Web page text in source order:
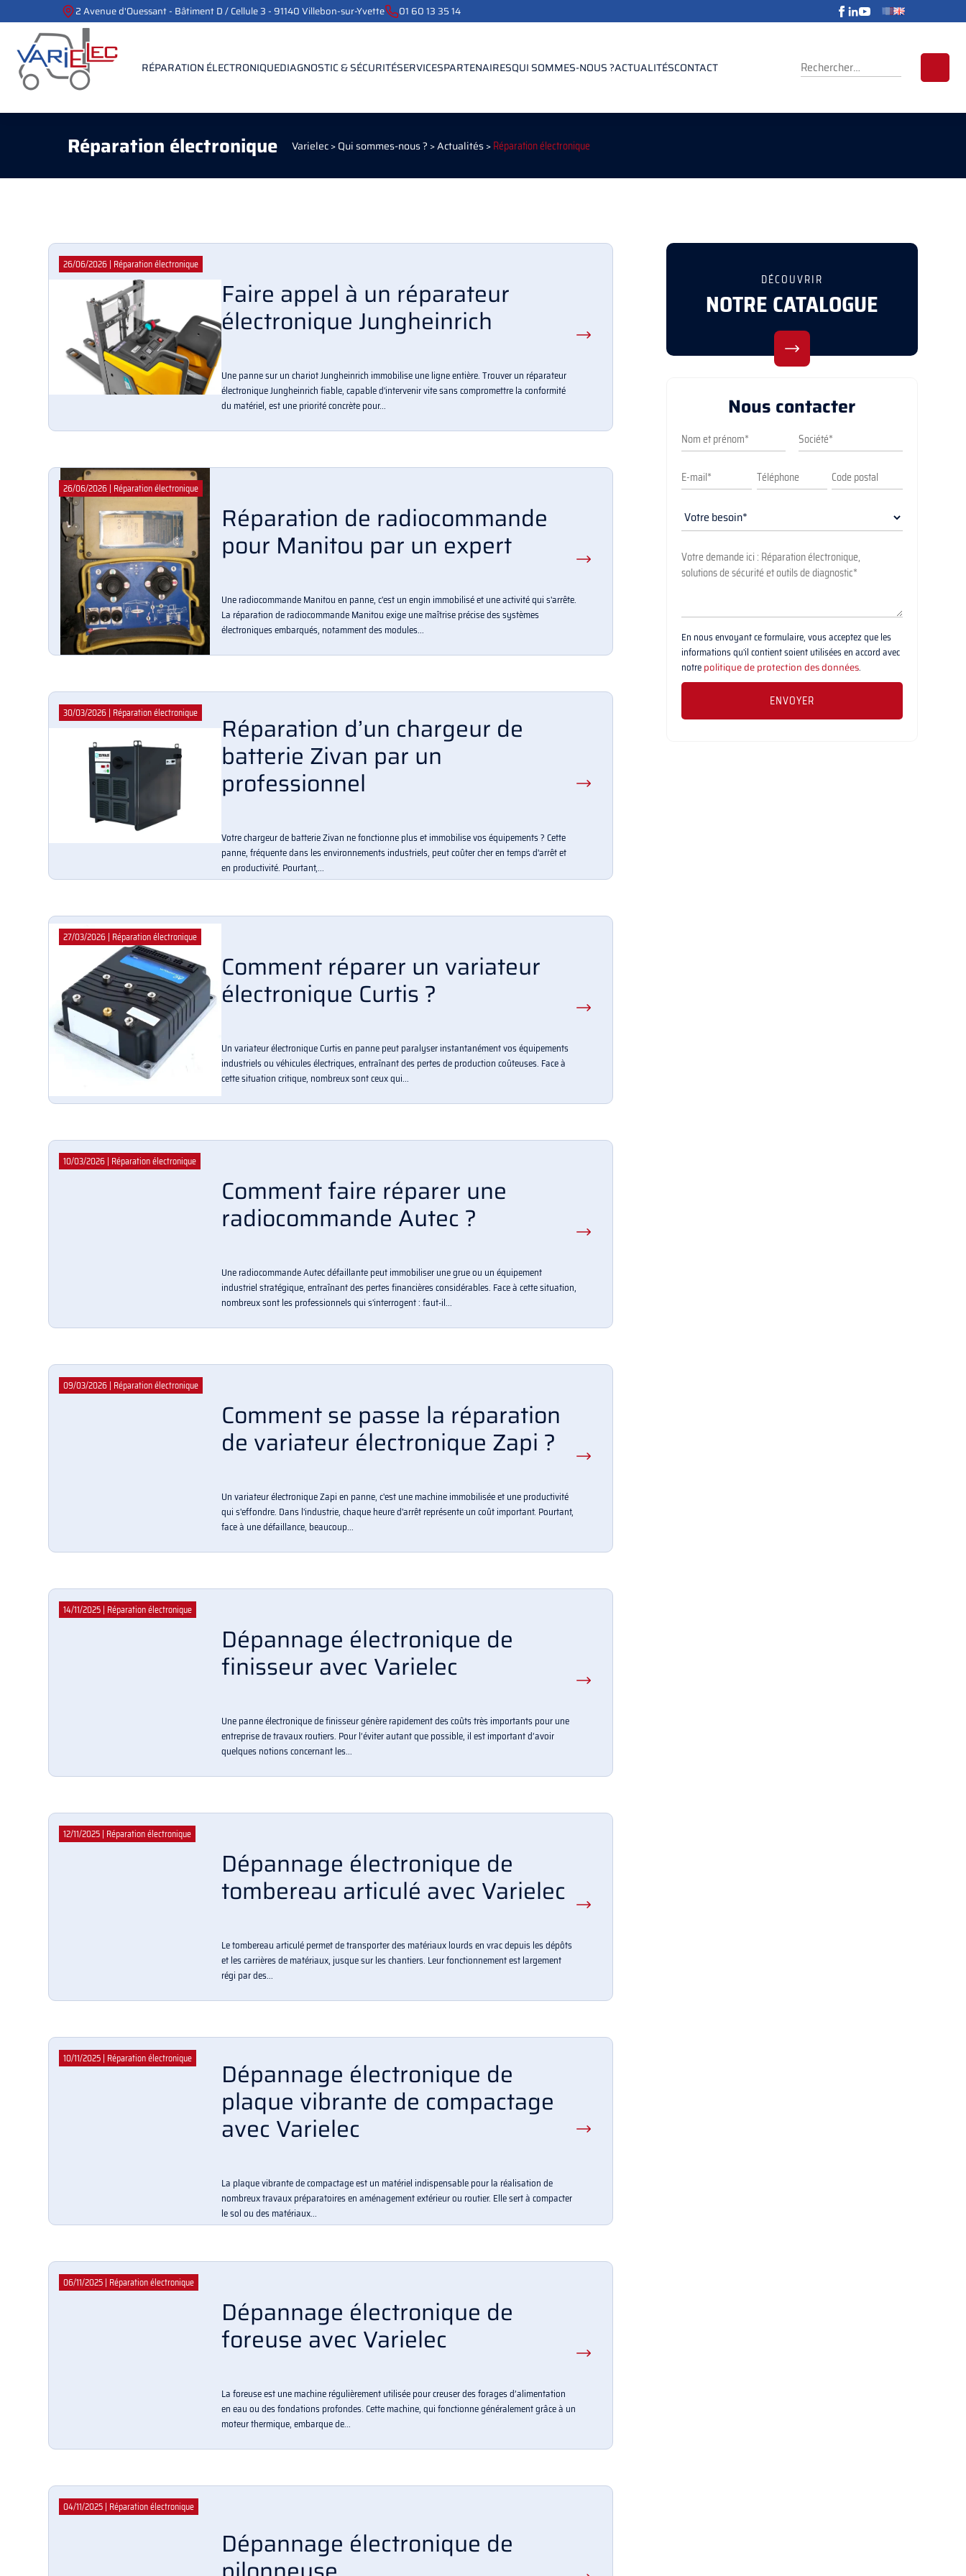
2 Avenue d'Ouessant - Bâtiment D / Cellule 3 - 91140 Villebon-sur-Yvette 01 60 13 35 14
RÉPARATION ÉLECTRONIQUEDIAGNOSTIC & SÉCURITÉSERVICESPARTENAIRESQUI SOMMES-NOUS ?ACTUALITÉSCONTACT RECHERCHER :
Réparation électronique Varielec>Qui sommes-nous ? >Actualités>Réparation électronique
26/06/2026 | Réparation électronique
Faire appel à un réparateur
électronique Jungheinrich
Une panne sur un chariot Jungheinrich immobilise une ligne entière. Trouver un réparateur
électronique Jungheinrich fiable, capable d'intervenir vite sans compromettre la conformité
du matériel, est une priorité concrète pour...
26/06/2026 | Réparation électronique
Réparation de radiocommande
pour Manitou par un expert
Une radiocommande Manitou en panne, c'est un engin immobilisé et une activité qui s'arrête.
La réparation de radiocommande Manitou exige une maîtrise précise des systèmes
électroniques embarqués, notamment des modules...
30/03/2026 | Réparation électronique Réparation d’un chargeur de
batterie Zivan par un
professionnel
Votre chargeur de batterie Zivan ne fonctionne plus et immobilise vos équipements ? Cette
panne, fréquente dans les environnements industriels, peut coûter cher en temps d'arrêt et
en productivité. Pourtant,...
27/03/2026 | Réparation électronique
Comment réparer un variateur
électronique Curtis ?
Un variateur électronique Curtis en panne peut paralyser instantanément vos équipements
industriels ou véhicules électriques, entraînant des pertes de production coûteuses. Face à
cette situation critique, nombreux sont ceux qui...
10/03/2026 | Réparation électronique
Comment faire réparer une
radiocommande Autec ?
Une radiocommande Autec défaillante peut immobiliser une grue ou un équipement
industriel stratégique, entraînant des pertes financières considérables. Face à cette situation,
nombreux sont les professionnels qui s'interrogent : faut-il...
09/03/2026 | Réparation électronique
Comment se passe la réparation
de variateur électronique Zapi ?
Un variateur électronique Zapi en panne, c'est une machine immobilisée et une productivité
qui s'effondre. Dans l'industrie, chaque heure d'arrêt représente un coût important. Pourtant,
face à une défaillance, beaucoup...
14/11/2025 | Réparation électronique
Dépannage électronique de
finisseur avec Varielec
Une panne électronique de finisseur génère rapidement des coûts très importants pour une
entreprise de travaux routiers. Pour l’éviter autant que possible, il est important d’avoir
quelques notions concernant les...
12/11/2025 | Réparation électronique
Dépannage électronique de
tombereau articulé avec Varielec
Le tombereau articulé permet de transporter des matériaux lourds en vrac depuis les dépôts
et les carrières de matériaux, jusque sur les chantiers. Leur fonctionnement est largement
régi par des...
10/11/2025 | Réparation électronique Dépannage électronique de
plaque vibrante de compactage
avec Varielec
La plaque vibrante de compactage est un matériel indispensable pour la réalisation de
nombreux travaux préparatoires en aménagement extérieur ou routier. Elle sert à compacter
le sol ou des matériaux...
06/11/2025 | Réparation électronique
Dépannage électronique de
foreuse avec Varielec
La foreuse est une machine régulièrement utilisée pour creuser des forages d’alimentation
en eau ou des fondations profondes. Cette machine, qui fonctionne généralement grâce à un
moteur thermique, embarque de...
04/11/2025 | Réparation électronique
Dépannage électronique de
DÉCOUVRIR
NOTRE CATALOGUE
Nous contacter
En nous envoyant ce formulaire, vous acceptez que les
informations qu'il contient soient utilisées en accord avec
notrepolitique de protection des données.